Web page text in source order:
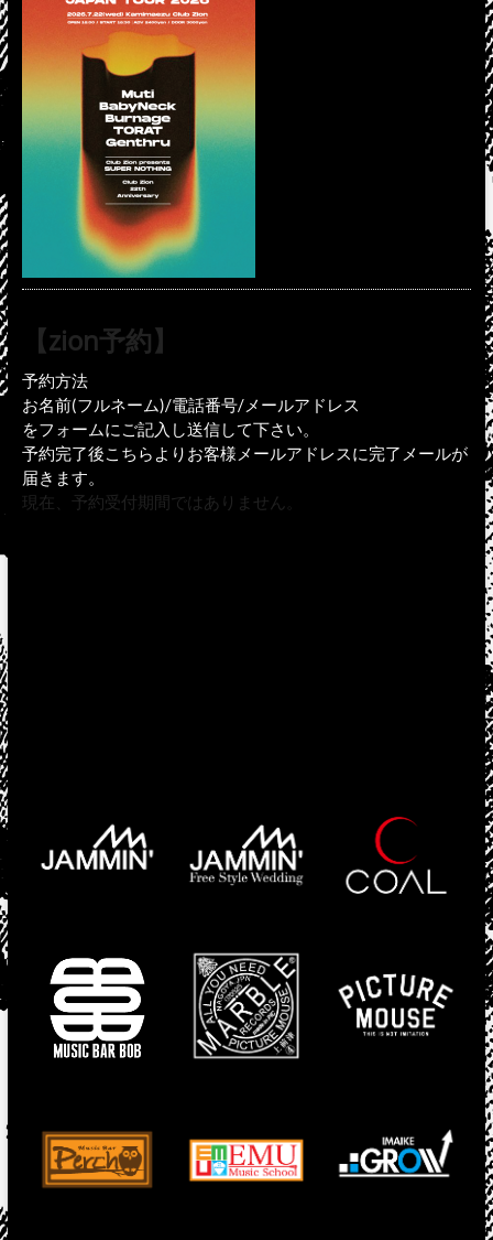
【zion予約】
予約方法
お名前(フルネーム)/電話番号/メールアドレス
をフォームにご記入し送信して下さい。
予約完了後こちらよりお客様メールアドレスに完了メールが
届きます。
現在、予約受付期間ではありません。